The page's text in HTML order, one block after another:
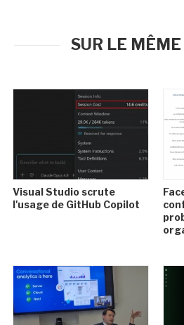
SUR LE
Visual Studio scrute
l'usage de GitHub Copilot